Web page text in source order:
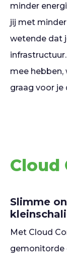
minder
jij met
wetende dat
mee hebben,
graag voor je
Cloud
Slimme
Met Cloud
gemonitorde